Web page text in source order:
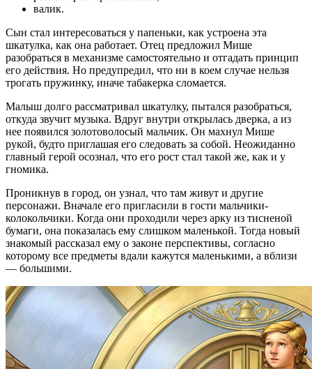
валик.
Сын стал интересоваться у папеньки, как устроена эта
шкатулка, как она работает. Отец предложил Мише
разобраться в механизме самостоятельно и отгадать принцип
его действия. Но предупредил, что ни в коем случае нельзя
трогать пружинку, иначе табакерка сломается.
Малыш долго рассматривал шкатулку, пытался разобраться,
откуда звучит музыка. Вдруг внутри открылась дверка, а из
нее появился золотоволосый мальчик. Он махнул Мише
рукой, будто приглашая его следовать за собой. Неожиданно
главный герой осознал, что его рост стал такой же, как и у
гномика.
Проникнув в город, он узнал, что там живут и другие
персонажи. Вначале его пригласили в гости мальчики-
колокольчики. Когда они проходили через арку из тисненой
бумаги, она показалась ему слишком маленькой. Тогда новый
знакомый рассказал ему о законе перспективы, согласно
которому все предметы вдали кажутся маленькими, а вблизи
— большими.